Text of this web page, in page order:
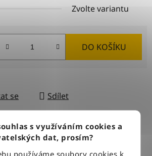
s využíváním cookies a
dat, prosím?
používáme soubory cookies k
Zvolte variantu
DO KOŠÍKU
se Sdílet
ZDARMA